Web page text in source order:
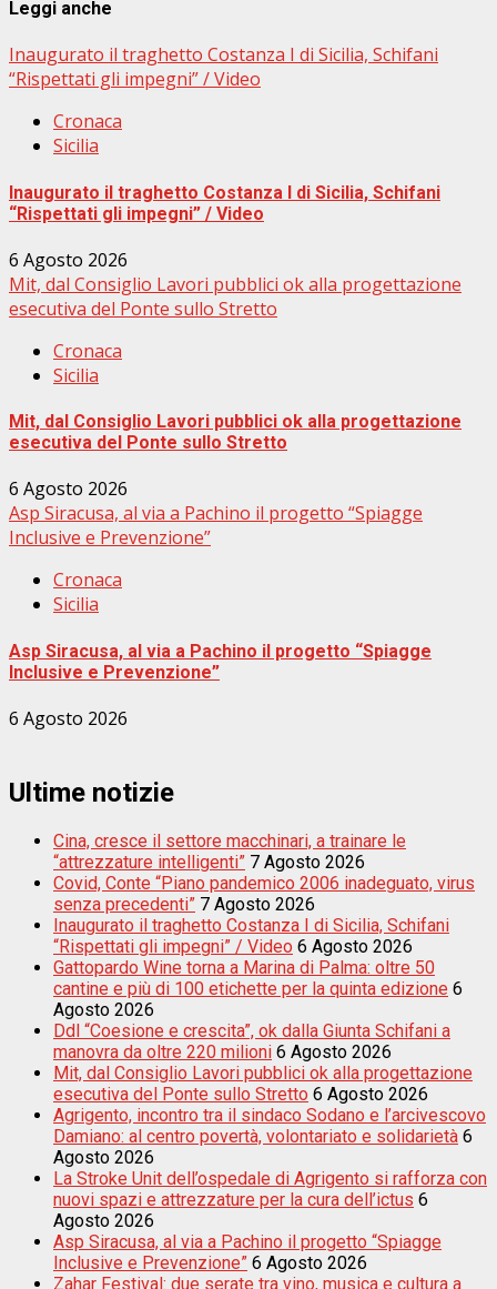
Leggi anche
Inaugurato il traghetto Costanza I di Sicilia, Schifani
“Rispettati gli impegni” / Video
Cronaca
Sicilia
Inaugurato il traghetto Costanza I di Sicilia, Schifani
“Rispettati gli impegni” / Video
6 Agosto 2026
Mit, dal Consiglio Lavori pubblici ok alla progettazione
esecutiva del Ponte sullo Stretto
Cronaca
Sicilia
Mit, dal Consiglio Lavori pubblici ok alla progettazione
esecutiva del Ponte sullo Stretto
6 Agosto 2026
Asp Siracusa, al via a Pachino il progetto “Spiagge
Inclusive e Prevenzione”
Cronaca
Sicilia
Asp Siracusa, al via a Pachino il progetto “Spiagge
Inclusive e Prevenzione”
6 Agosto 2026
Ultime notizie
Cina, cresce il settore macchinari, a trainare le
“attrezzature intelligenti” 7 Agosto 2026
Covid, Conte “Piano pandemico 2006 inadeguato, virus
senza precedenti” 7 Agosto 2026
Inaugurato il traghetto Costanza I di Sicilia, Schifani
“Rispettati gli impegni” / Video 6 Agosto 2026
Gattopardo Wine torna a Marina di Palma: oltre 50
cantine e più di 100 etichette per la quinta edizione 6
Agosto 2026
Ddl “Coesione e crescita”, ok dalla Giunta Schifani a
manovra da oltre 220 milioni 6 Agosto 2026
Mit, dal Consiglio Lavori pubblici ok alla progettazione
esecutiva del Ponte sullo Stretto 6 Agosto 2026
Agrigento, incontro tra il sindaco Sodano e l’arcivescovo
Damiano: al centro povertà, volontariato e solidarietà 6
Agosto 2026
La Stroke Unit dell’ospedale di Agrigento si rafforza con
nuovi spazi e attrezzature per la cura dell’ictus 6
Agosto 2026
Asp Siracusa, al via a Pachino il progetto “Spiagge
Inclusive e Prevenzione” 6 Agosto 2026
Zahar Festival: due serate tra vino, musica e cultura a